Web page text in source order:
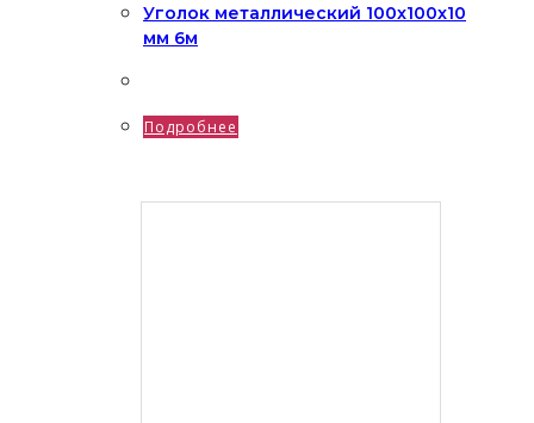
Уголок металлический 100x100x10
мм 6м
Подробнее